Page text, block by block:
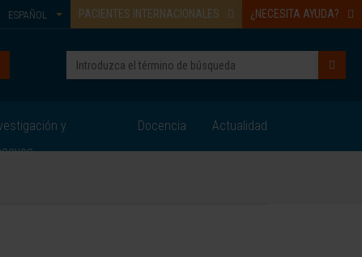
PACIENTES INTERNACIONALES ¿NECESITA AYUDA?
ESPAÑOL
y
Docencia Actualidad